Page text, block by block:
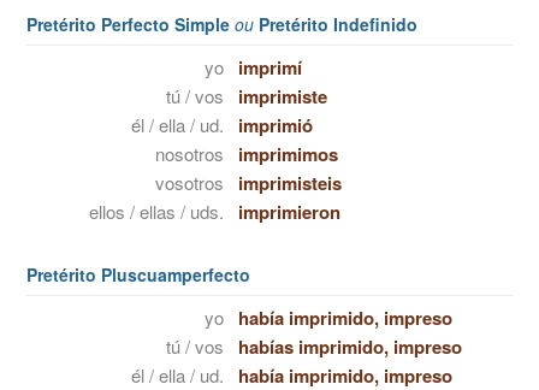
Pretérito Perfecto Simple ou Pretérito Indefinido
yo imprimí
tú / vos imprimiste
él / ella / ud. imprimió
nosotros imprimimos
vosotros imprimisteis
ellos / ellas / uds. imprimieron
Pretérito Pluscuamperfecto
yo había imprimido, impreso
tú / vos habías imprimido, impreso
él / ella / ud. había imprimido, impreso